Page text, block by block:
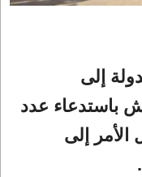
إلى
باستدعاء عدد
إلى